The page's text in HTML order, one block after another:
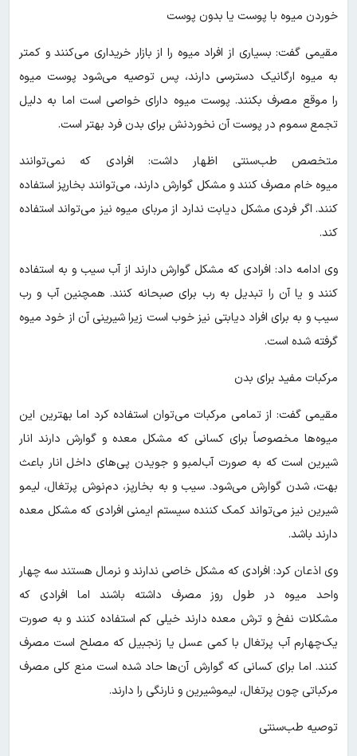
خوردن میوه با پوست یا بدون پوست
مقیمی گفت: بسیاری از افراد میوه را از بازار خریداری می‌کنند و کمتر
به میوه ارگانیک دسترسی دارند، پس توصیه می‌شود پوست میوه
را موقع مصرف بکنند. پوست میوه دارای خواصی است اما به دلیل
تجمع سموم در پوست آن نخوردنش برای بدن فرد بهتر است.
متخصص طب‌سنتی اظهار داشت: افرادی که نمی‌توانند
میوه خام مصرف کنند و مشکل گوارش دارند، می‌توانند بخارپز استفاده
کنند. اگر فردی مشکل دیابت ندارد از مربای میوه نیز می‌تواند استفاده
کند.
وی ادامه داد: افرادی که مشکل گوارش دارند از آب سیب و به استفاده
کنند و یا آن را تبدیل به رب برای صبحانه کنند. همچنین آب و رب
سیب و به برای افراد دیابتی نیز خوب است زیرا شیرینی آن از خود میوه
گرفته شده است.
مرکبات مفید برای بدن
مقیمی گفت: از تمامی مرکبات می‌توان استفاده کرد اما بهترین این
میوه‌ها مخصوصاً برای کسانی که مشکل معده و گوارش دارند انار
شیرین است که به صورت آب‌لمبو و جویدن پی‌های داخل انار باعث
بهت، شدن گوارش می‌شود. سیب و به بخارپز، دم‌نوش پرتغال، لیمو
شیرین نیز می‌تواند کمک کننده سیستم ایمنی افرادی که مشکل معده
دارند باشد.
وی اذعان کرد: افرادی که مشکل خاصی ندارند و نرمال هستند سه چهار
واحد میوه در طول روز مصرف داشته باشند اما افرادی که
مشکلات نفخ و ترش معده دارند خیلی کم استفاده کنند و به صورت
یک‌چهارم آب پرتغال با کمی عسل یا زنجبیل که مصلح است مصرف
کنند. اما برای کسانی که گوارش آن‌ها حاد شده است منع کلی مصرف
مرکباتی چون پرتغال، لیموشیرین و نارنگی را دارند.‌
توصیه طب‌سنتی